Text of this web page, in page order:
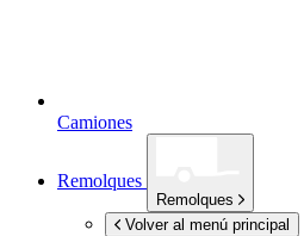
Camiones
Remolques
Remolques
Volver al menú principal